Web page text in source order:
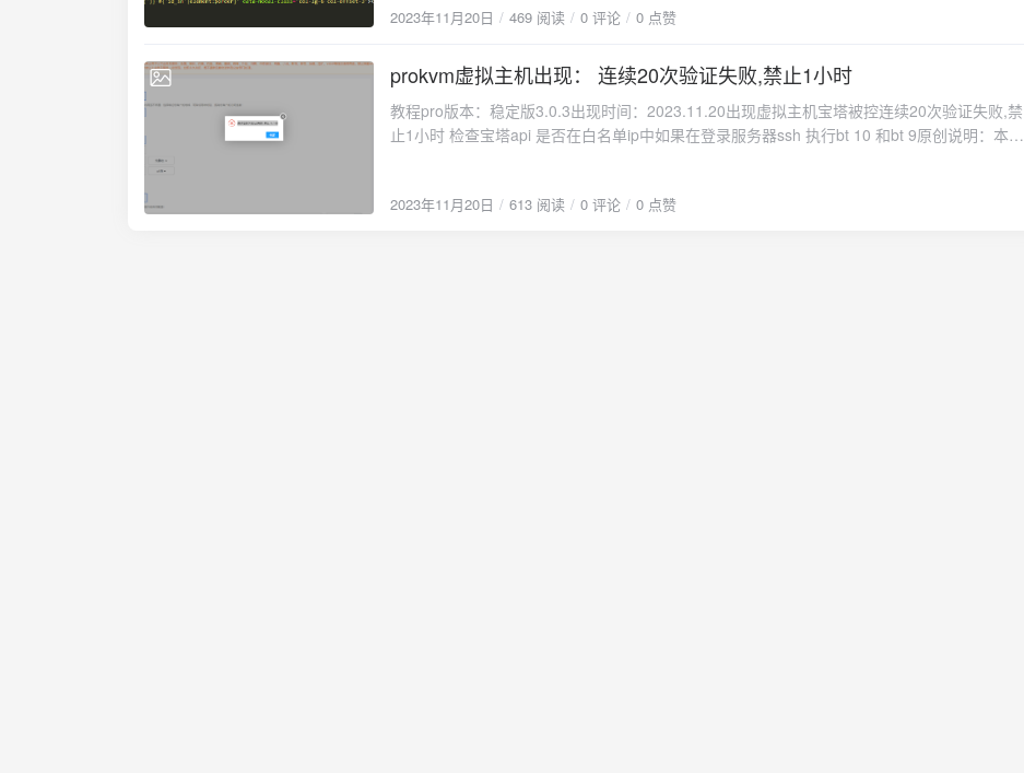
System.Reflection.MethodBase.Invoke(Object obj, Object[] parameters)在
secpol.msc并打开 账户策略 - 密码策略 - 双击密码最长使用期限改成 - 0 - 确定使用快捷键：
hmyun.com.cn付费解决3127688315
2023年11月20日 469 阅读 0 评论 0 点赞
2023-11-20
prokvm虚拟主机出现： 连续20次验证失败,禁止1小时
教程pro版本：稳定版3.0.3出现时间：2023.11.20出现虚拟主机宝塔被控连续20次验证失败,禁
止1小时 检查宝塔api 是否在白名单ip中如果在登录服务器ssh 执行bt 10 和bt 9原创说明：本人
2023年11月20日 613 阅读 0 评论 0 点赞